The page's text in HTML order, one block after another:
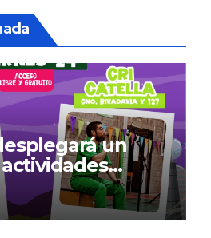
un
recreativas
disfrutar en
fin de semana